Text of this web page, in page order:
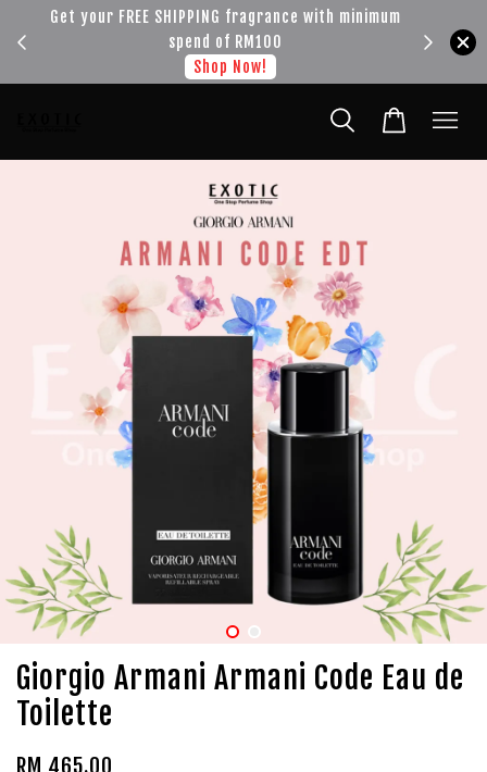
Get your FREE SHIPPING fragrance with minimum
spend of RM100
Shop Now!
Giorgio Armani Armani Code Eau de
Toilette
RM 465.00